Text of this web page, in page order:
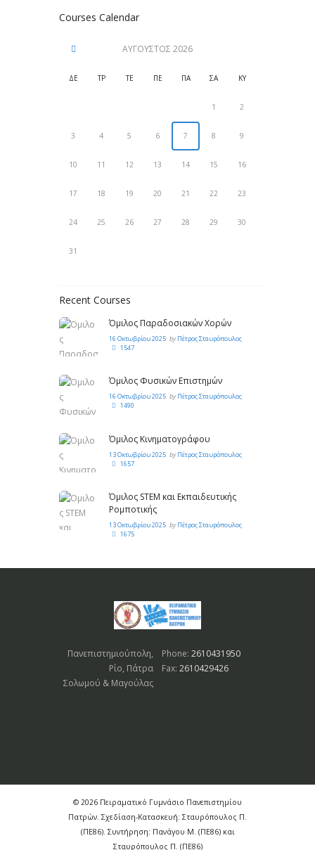
Courses Calendar
ΑΎΓΟΥΣΤΟΣ 2026
ΔΕ ΤΡ ΤΕ ΠΕ ΠΑ ΣΑ ΚΥ
1 2
3 4 5 6 7 8 9
10 11 12 13 14 15 16
17 18 19 20 21 22 23
24 25 26 27 28 29 30
31
Recent Courses
Όμιλος Παραδοσιακών Χορών
16 Οκτωβρίου 2025 byΠέτρος Σταυρόπουλος
1547
Όμιλος Φυσικών Επιστημών
16 Οκτωβρίου 2025 byΠέτρος Σταυρόπουλος
1490
Όμιλος Κινηματογράφου
13 Οκτωβρίου 2025 byΠέτρος Σταυρόπουλος
1657
Όμιλος STEM και Εκπαιδευτικής
Ρομποτικής
13 Οκτωβρίου 2025 byΠέτρος Σταυρόπουλος
1675
Phone: 2610431950
Fax: 2610429426
Πανεπιστημιούπολη,
Ρίο, Πάτρα
Σολωμού & Μαγούλας
© 2026 Πειραματικό Γυμνάσιο Πανεπιστημίου
Πατρών. Σχεδίαση-Κατασκευή: Σταυρόπουλος Π.
(ΠΕ86). Συντήρηση: Πανάγου Μ. (ΠΕ86) και
Σταυρόπουλος Π. (ΠΕ86)